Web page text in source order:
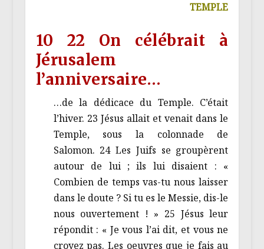
TEMPLE
10 22 On célébrait à
Jérusalem
l’anniversaire…
…de la dédicace du Temple. C’était
l’hiver. 23 Jésus allait et venait dans le
Temple, sous la colonnade de
Salomon. 24 Les Juifs se groupèrent
autour de lui ; ils lui disaient : «
Combien de temps vas-tu nous laisser
dans le doute ? Si tu es le Messie, dis-le
nous ouvertement ! » 25 Jésus leur
répondit : « Je vous l’ai dit, et vous ne
croyez pas. Les oeuvres que je fais au